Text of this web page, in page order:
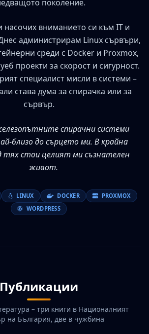
поколение.
насочих вниманието си към IT и
администрирам Linux сървъри,
среди с Docker и Proxmox,
проекти за скорост и сигурност.
специалист мисли в системи –
става дума за спирачка или за
сървър.
спирачни системи
близо до сърцето ми. В крайна
тях стои целият ми съзнателен
живот.
LINUX DOCKER
PROXMOX
WORDPRESS
Публикации
– три книги в Националният
на България, две в чужбина